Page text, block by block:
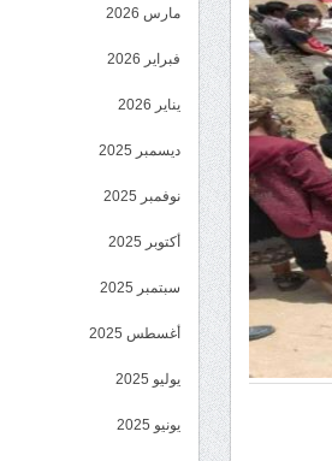
مارس 2026
فبراير 2026
يناير 2026
ديسمبر 2025
نوفمبر 2025
أكتوبر 2025
سبتمبر 2025
أغسطس 2025
يوليو 2025
يونيو 2025